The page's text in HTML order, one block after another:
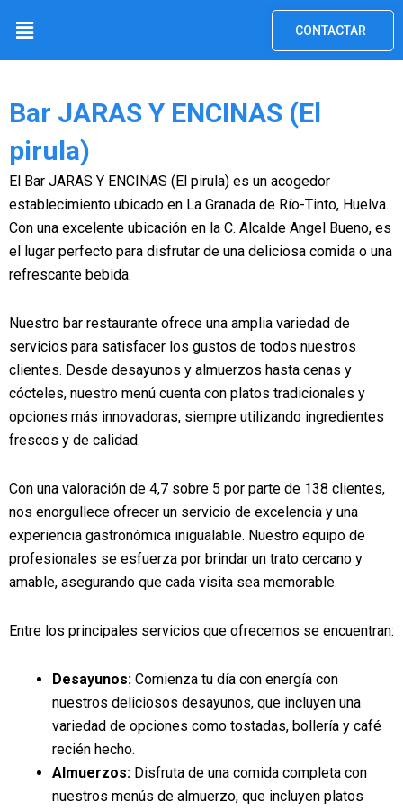
contenido
Menú CONTACTAR
Bar JARAS Y ENCINAS (El
pirula)
El Bar JARAS Y ENCINAS (El pirula) es un acogedor
establecimiento ubicado en La Granada de Río-Tinto, Huelva.
Con una excelente ubicación en la C. Alcalde Angel Bueno, es
el lugar perfecto para disfrutar de una deliciosa comida o una
refrescante bebida.
Nuestro bar restaurante ofrece una amplia variedad de
servicios para satisfacer los gustos de todos nuestros
clientes. Desde desayunos y almuerzos hasta cenas y
cócteles, nuestro menú cuenta con platos tradicionales y
opciones más innovadoras, siempre utilizando ingredientes
frescos y de calidad.
Con una valoración de 4,7 sobre 5 por parte de 138 clientes,
nos enorgullece ofrecer un servicio de excelencia y una
experiencia gastronómica inigualable. Nuestro equipo de
profesionales se esfuerza por brindar un trato cercano y
amable, asegurando que cada visita sea memorable.
Entre los principales servicios que ofrecemos se encuentran:
Desayunos: Comienza tu día con energía con
nuestros deliciosos desayunos, que incluyen una
variedad de opciones como tostadas, bollería y café
recién hecho.
Almuerzos: Disfruta de una comida completa con
nuestros menús de almuerzo, que incluyen platos